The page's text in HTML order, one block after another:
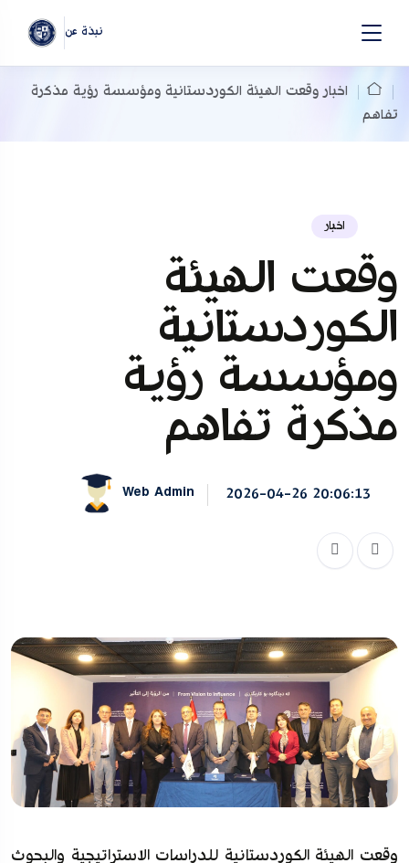
نبذة عن
اخباروقعت الهیئة الکوردستانیة ومؤسسة رؤية مذكرة
تفاهم
اخبار
وقعت الهیئة
الکوردستانیة
ومؤسسة رؤية
مذكرة تفاهم
Web Admin 2026-04-26 20:06:13
وقعت الهیئة الکوردستانیة للدراسات الاستراتيجية والبحوث